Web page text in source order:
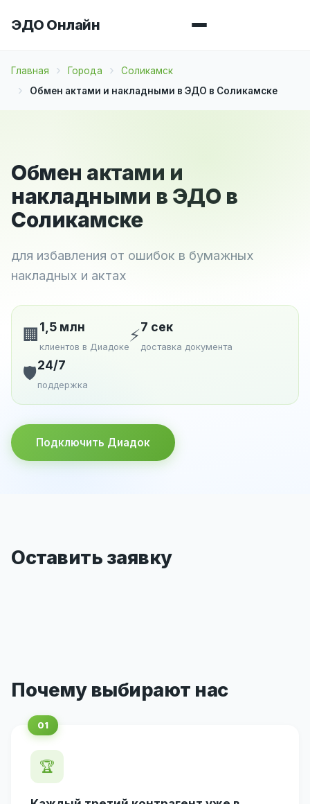
ЭДО Онлайн
Главная Города
Соликамск
Обмен актами и накладными в ЭДО в Соликамске
Обмен актами и
накладными в ЭДО в
Соликамске
для избавления от ошибок в бумажных
накладных и актах
🏢 1,5 млн
клиентов в Диадоке
⚡7 сек
доставка документа
🛡️24/7
поддержка
Подключить Диадок
Оставить заявку
Почему выбирают нас
🏆